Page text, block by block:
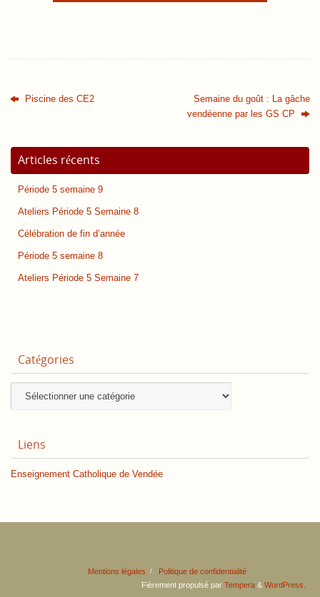
Piscine des CE2
Semaine du goût : La gâche
vendéenne par les GS CP
Articles récents
Période 5 semaine 9
Ateliers Période 5 Semaine 8
Célébration de fin d’année
Période 5 semaine 8
Ateliers Période 5 Semaine 7
Catégories
Liens
Enseignement Catholique de Vendée
Mentions légales
Politique de confidentialité
Fièrement propulsé par Tempera & WordPress.